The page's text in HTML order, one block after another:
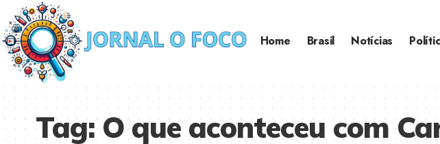
Home Brasil Notícias
Tag:O que aconteceu com